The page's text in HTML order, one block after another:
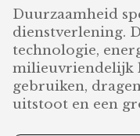
Duurzaamheid
dienstverlening.
technologie,
milieuvriendelijk
gebruiken,
uitstoot en een